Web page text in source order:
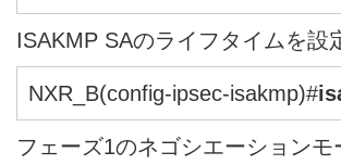
ISAKMP SAのライフタイムを設
NXR_B(config-ipsec-isakmp)#
フェーズ1のネゴシエーション